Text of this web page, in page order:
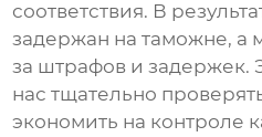
соответствия. В
задержан на таможне, а
за штрафов и задержек.
нас тщательно
экономить на контроле